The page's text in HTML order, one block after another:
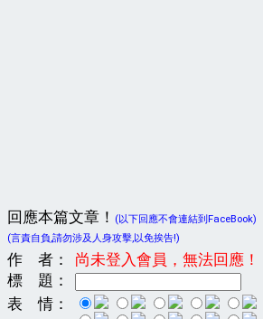
回應本篇文章！
(以下回應不會連結到FaceBook)
(言責自負,請勿涉及人身攻擊,以免挨告!)
作 者：
尚未登入會員，無法回應！
標 題：
表 情：